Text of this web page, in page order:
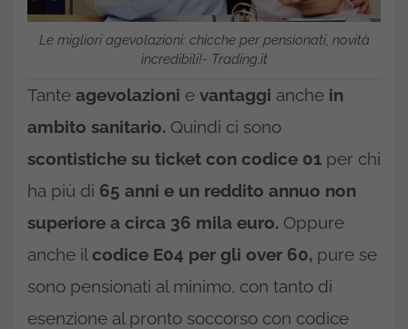
Le migliori agevolazioni: chicche per pensionati, novità
incredibili!- Trading.it
Tante agevolazioni e vantaggi anche in
ambito sanitario. Quindi ci sono
scontistiche su ticket con codice 01 per chi
ha più di 65 anni e un reddito annuo non
superiore a circa 36 mila euro. Oppure
anche il codice E04 per gli over 60, pure se
sono pensionati al minimo, con tanto di
esenzione al pronto soccorso con codice